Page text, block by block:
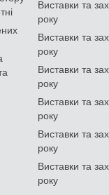
Виставки та
року
Виставки та
року
Виставки та
року
Виставки та
року
Виставки та
року
Виставки та
року